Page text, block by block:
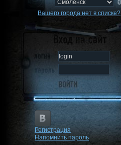
Вашего города нет в списке?
Регистрация
Напомнить пароль